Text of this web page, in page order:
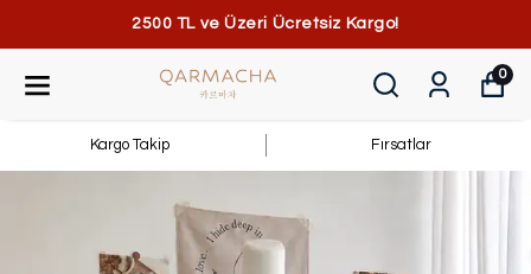
2500 TL ve Üzeri Ücretsiz Kargo!
0
Kargo Takip Fırsatlar